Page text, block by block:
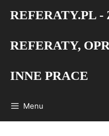
REFERATY.PL -
REFERATY,
INNE PRACE
Menu